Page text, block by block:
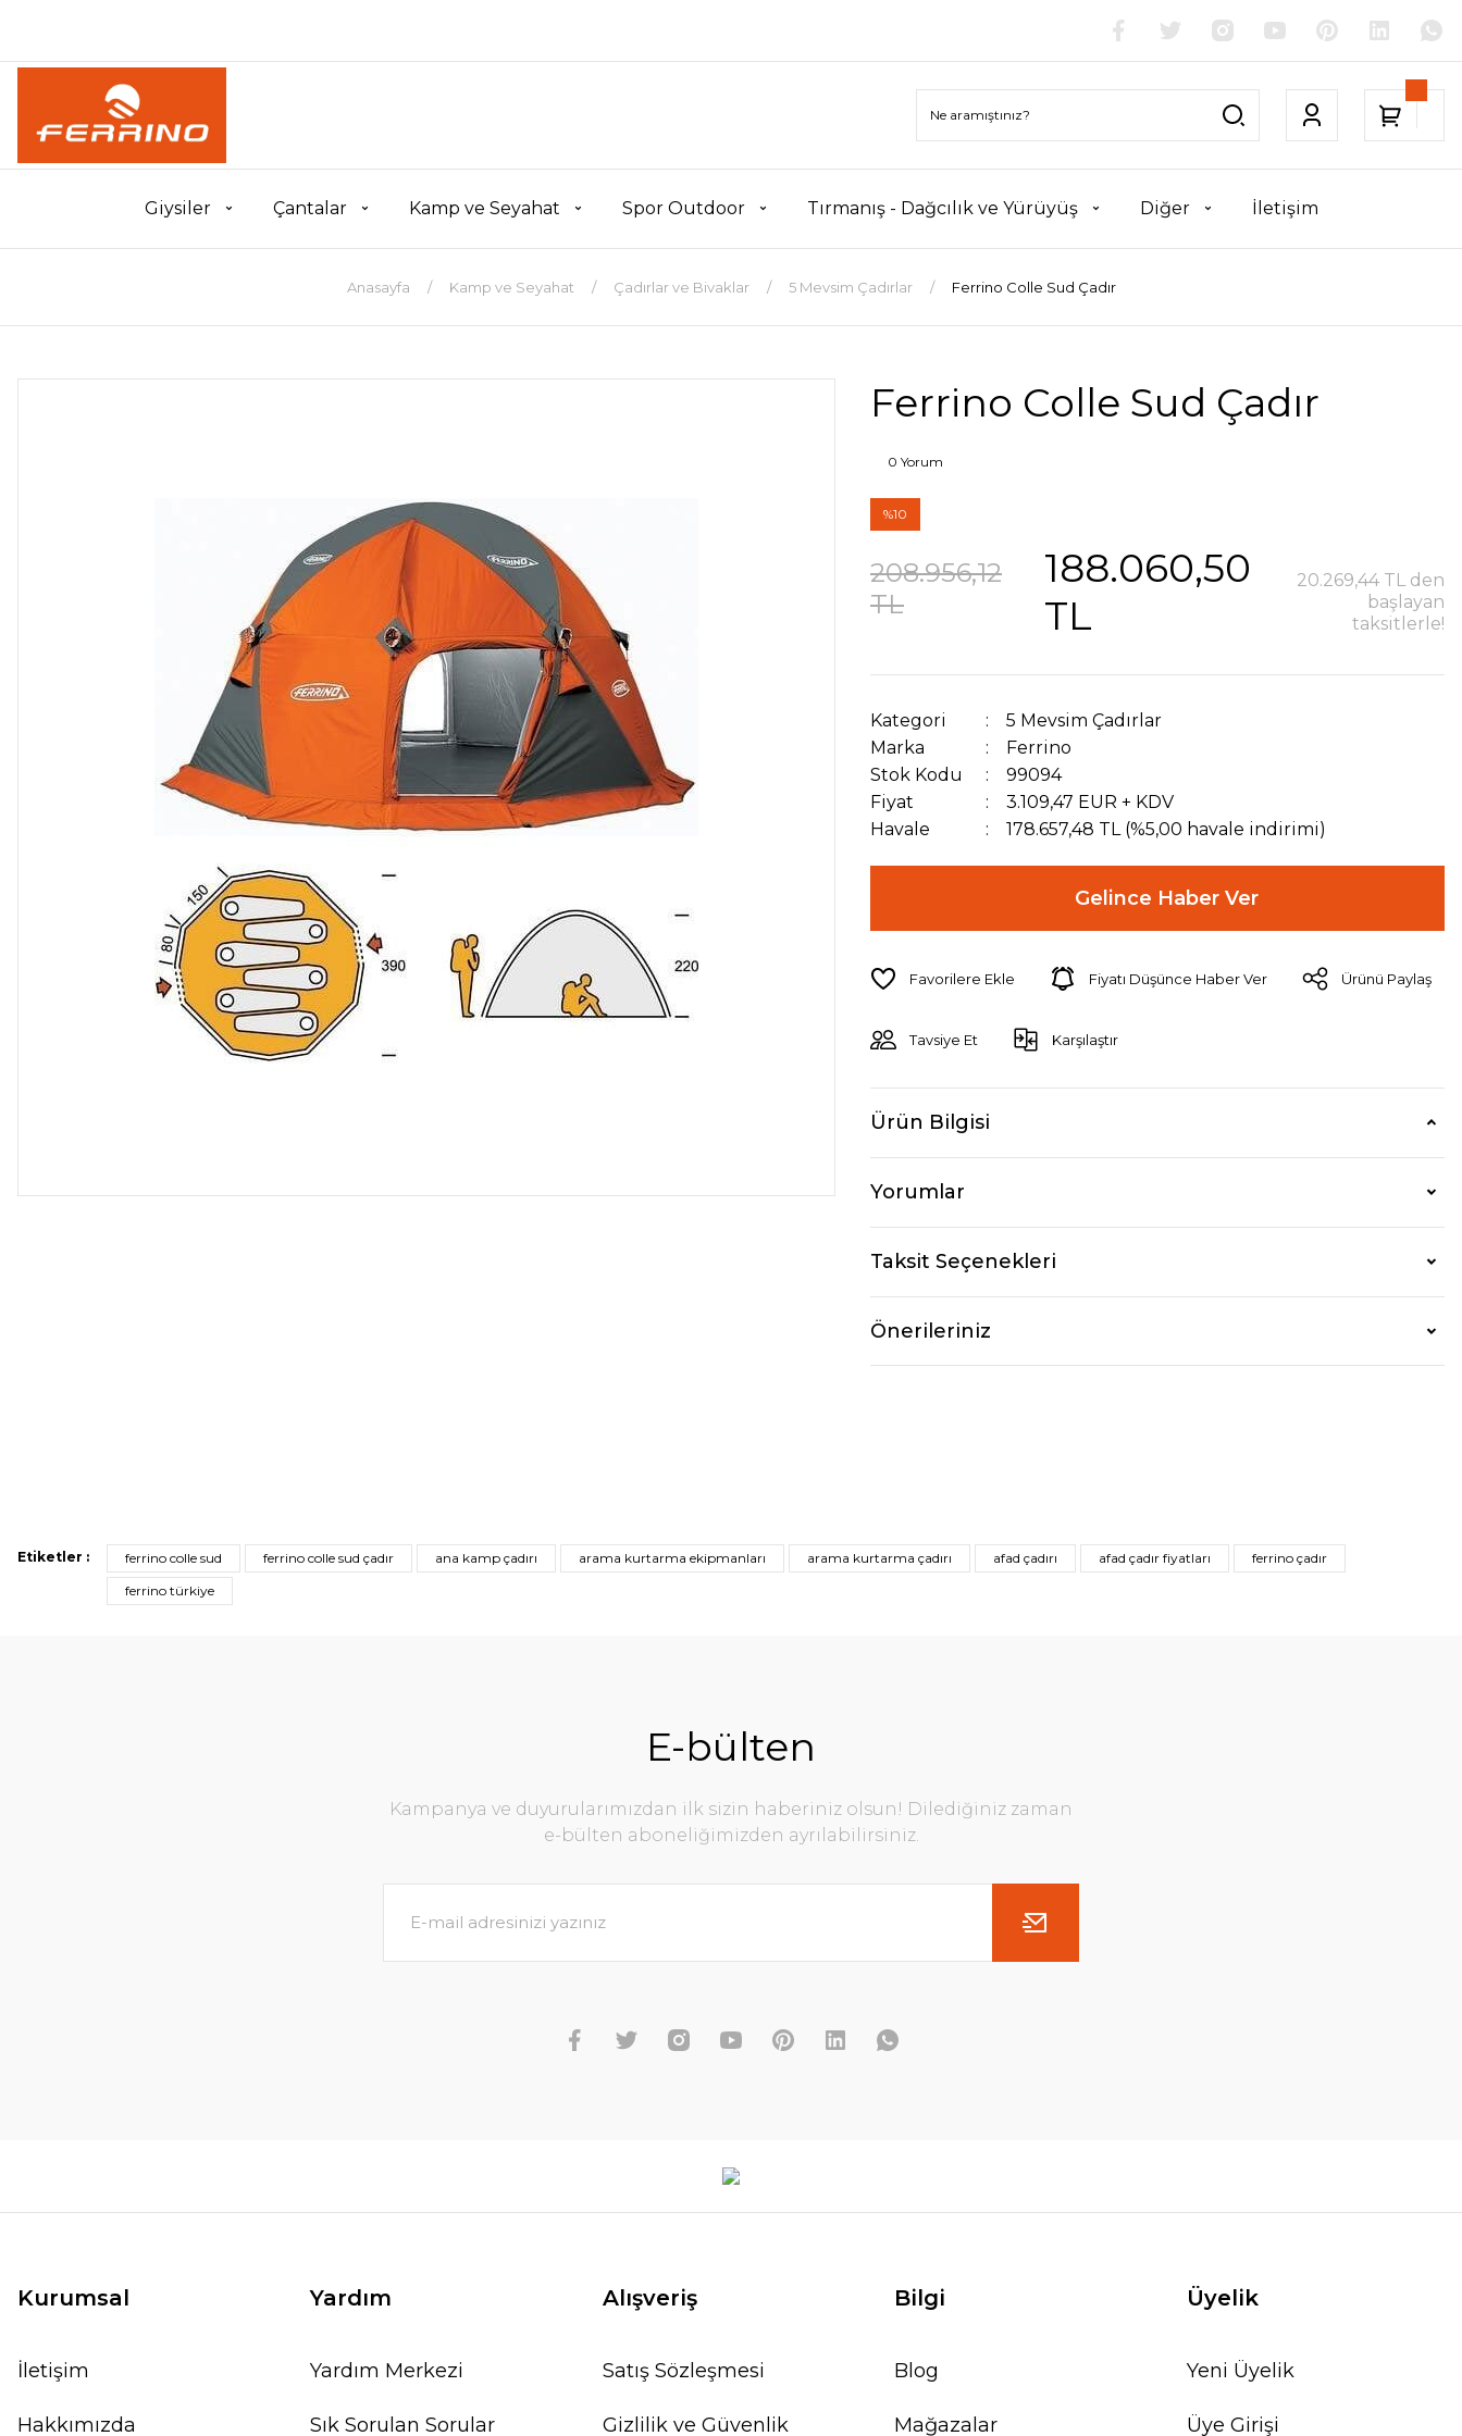
Giysiler Çantalar Kamp ve Seyahat Spor Outdoor Tırmanış - Dağcılık ve Yürüyüş Diğer İletişim
Anasayfa Kamp ve Seyahat Çadırlar ve Bivaklar 5 Mevsim Çadırlar Ferrino Colle Sud Çadır
Ferrino Colle Sud Çadır
0 Yorum
%10
208.956,12
TL
188.060,50
TL
20.269,44 TL den
başlayan
taksitlerle!
Kategori
5 Mevsim Çadırlar
Marka
Ferrino
Stok Kodu
99094
Fiyat
3.109,47 EUR + KDV
Havale
178.657,48 TL (%5,00 havale indirimi)
Gelince Haber Ver
Fiyatı Düşünce Haber Ver Ürünü Paylaş
Tavsiye Et Karşılaştır
Ürün Bilgisi
Yorumlar
Taksit Seçenekleri
Önerileriniz
Etiketler : ferrino colle sud ferrino colle sud çadır ana kamp çadırı arama kurtarma ekipmanları arama kurtarma çadırı afad çadırı afad çadır fiyatları
ferrino çadır
ferrino türkiye
E-bülten
Kampanya ve duyurularımızdan ilk sizin haberiniz olsun! Dilediğiniz zaman
e-bülten aboneliğimizden ayrılabilirsiniz.
Kurumsal
İletişim
Hakkımızda
Yardım
Yardım Merkezi
Sık Sorulan Sorular
Alışveriş
Satış Sözleşmesi
Gizlilik ve Güvenlik
Bilgi
Blog
Mağazalar
Üyelik
Yeni Üyelik
Üye Girişi